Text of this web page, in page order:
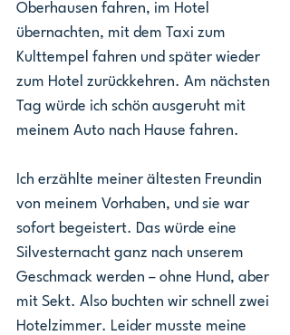
Oberhausen fahren, im Hotel
übernachten, mit dem Taxi zum
Kulttempel fahren und später wieder
zum Hotel zurückkehren. Am nächsten
Tag würde ich schön ausgeruht mit
meinem Auto nach Hause fahren.
Ich erzählte meiner ältesten Freundin
von meinem Vorhaben, und sie war
sofort begeistert. Das würde eine
Silvesternacht ganz nach unserem
Geschmack werden – ohne Hund, aber
mit Sekt. Also buchten wir schnell zwei
Hotelzimmer. Leider musste meine